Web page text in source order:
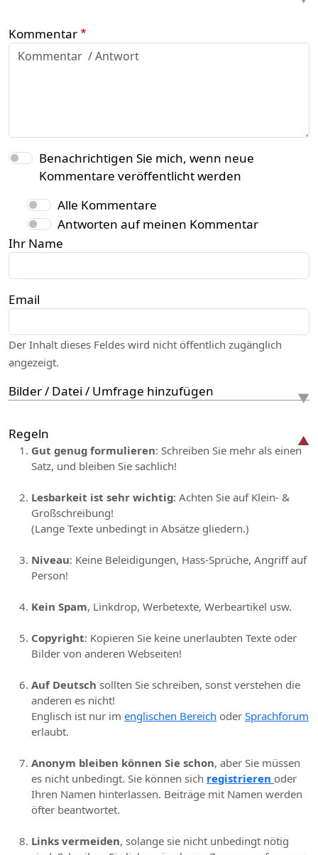
Kommentar
Benachrichtigen Sie mich, wenn neue
Kommentare veröffentlicht werden
Alle Kommentare
Antworten auf meinen Kommentar
Ihr Name
Email
Der Inhalt dieses Feldes wird nicht öffentlich zugänglich
angezeigt.
Bilder / Datei / Umfrage hinzufügen
Regeln
Gut genug formulieren: Schreiben Sie mehr als einen
Satz, und bleiben Sie sachlich!
Lesbarkeit ist sehr wichtig: Achten Sie auf Klein- &
Großschreibung!
(Lange Texte unbedingt in Absätze gliedern.)
Niveau: Keine Beleidigungen, Hass-Sprüche, Angriff auf
Person!
Kein Spam, Linkdrop, Werbetexte, Werbeartikel usw.
Copyright: Kopieren Sie keine unerlaubten Texte oder
Bilder von anderen Webseiten!
Auf Deutsch sollten Sie schreiben, sonst verstehen die
anderen es nicht!
Englisch ist nur im englischen Bereich oder Sprachforum
erlaubt.
Anonym bleiben können Sie schon, aber Sie müssen
es nicht unbedingt. Sie können sich registrieren oder
Ihren Namen hinterlassen. Beiträge mit Namen werden
öfter beantwortet.
Links vermeiden, solange sie nicht unbedingt nötig